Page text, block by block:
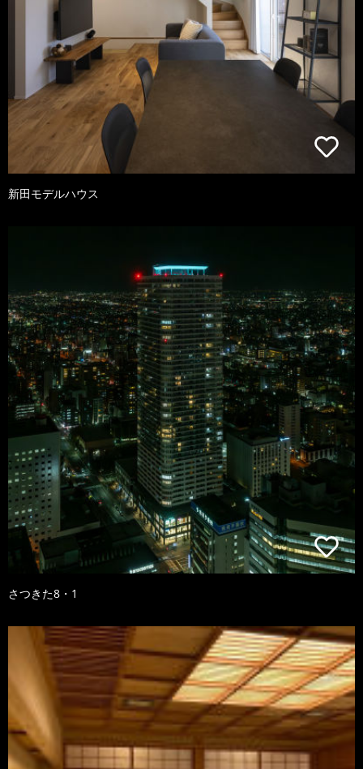
新田モデルハウス
さつきた8・1